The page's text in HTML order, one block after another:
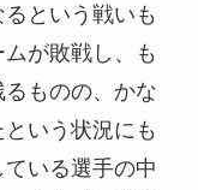
という戦いも
が敗戦し、も
ものの、かな
いう状況にも
いる選手の中